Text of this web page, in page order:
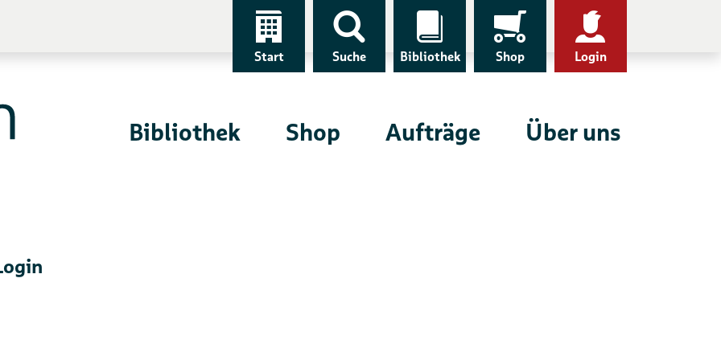
Start Suche Bibliothek Shop Login
Bibliothek Shop Aufträge Über uns